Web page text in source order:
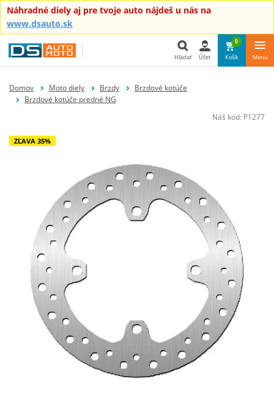
Náhradné diely aj pre tvoje auto nájdeš u nás na
www.dsauto.sk
Hľadať Účet
0
Košík Menu
Domov Moto diely Brzdy
Brzdové kotúče
Brzdové kotúče predné NG
Náš kód: P1277
ZĽAVA 35%